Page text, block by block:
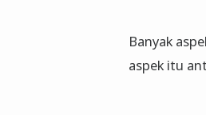
Banyak
aspek itu